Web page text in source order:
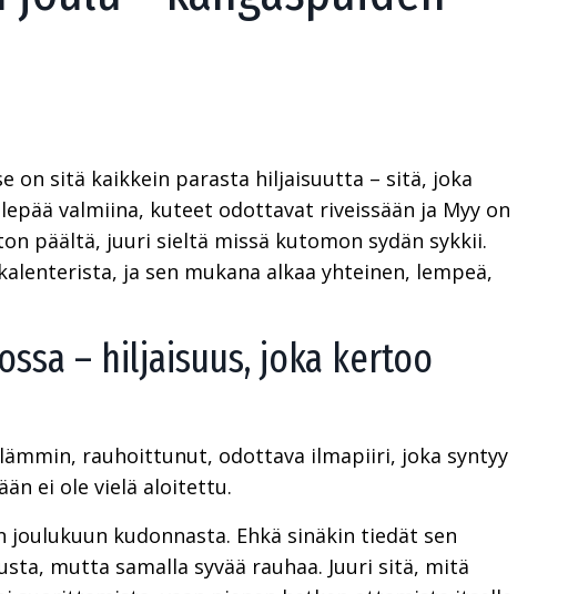
on sitä kaikkein parasta hiljaisuutta – sitä, joka
valmiina, kuteet odottavat riveissään ja Myy on
päältä, juuri sieltä missä kutomon sydän sykkii.
ja sen mukana alkaa yhteinen, lempeä,
– hiljaisuus, joka kertoo
rauhoittunut, odottava ilmapiiri, joka syntyy
ei ole vielä aloitettu.
kudonnasta. Ehkä sinäkin tiedät sen
mutta samalla syvää rauhaa. Juuri sitä, mitä